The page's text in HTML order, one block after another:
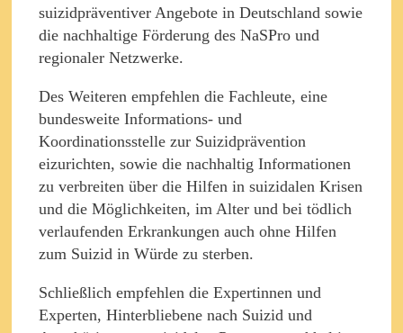
suizidpräventiver Angebote in Deutschland sowie
die nachhaltige Förderung des NaSPro und
regionaler Netzwerke.
Des Weiteren empfehlen die Fachleute, eine
bundesweite Informations- und
Koordinationsstelle zur Suizidprävention
eizurichten, sowie die nachhaltig Informationen
zu verbreiten über die Hilfen in suizidalen Krisen
und die Möglichkeiten, im Alter und bei tödlich
verlaufenden Erkrankungen auch ohne Hilfen
zum Suizid in Würde zu sterben.
Schließlich empfehlen die Expertinnen und
Experten, Hinterbliebene nach Suizid und